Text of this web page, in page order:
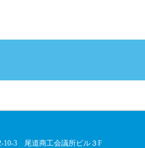
10-3 尾道商工会議所ビル３F